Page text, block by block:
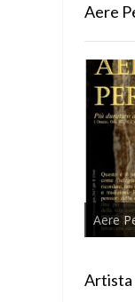
Aere
Aere
Artista